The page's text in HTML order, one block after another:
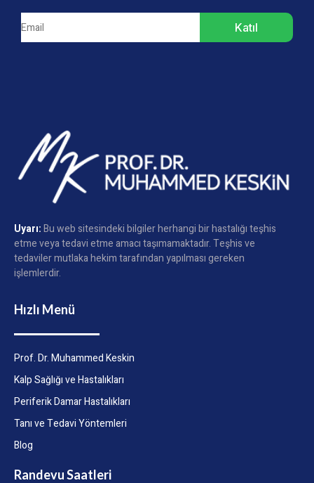
Katıl
Uyarı:Bu web sitesindeki bilgiler herhangi bir hastalığı teşhis
etme veya tedavi etme amacı taşımamaktadır. Teşhis ve
tedaviler mutlaka hekim tarafından yapılması gereken
işlemlerdir.
Hızlı Menü
Prof. Dr. Muhammed Keskin
Kalp Sağlığı ve Hastalıkları
Periferik Damar Hastalıkları
Tanı ve Tedavi Yöntemleri
Blog
Randevu Saatleri